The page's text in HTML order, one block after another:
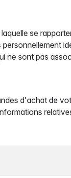
se
ne sont pas
d'achat de